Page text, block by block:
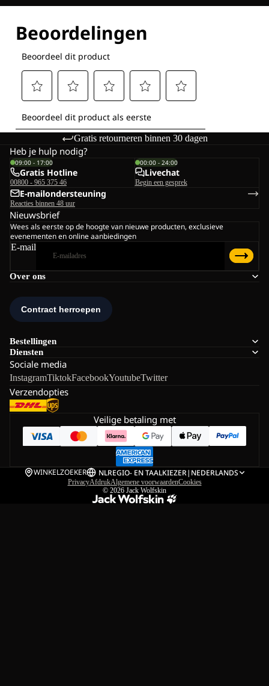
Gratis retourneren binnen 30 dagen
Over ons
Bestellingen
Diensten
Sociale media
InstagramTiktokFacebookYoutubeTwitter
Verzendopties
Heb je hulp nodig?
09:00 - 17:00
Gratis Hotline
00800 - 965 375 46
00:00 - 24:00
Livechat
Begin een gesprek
E-mailondersteuning
Reacties binnen 48 uur
Nieuwsbrief
Wees als eerste op de hoogte van nieuwe producten, exclusieve
evenementen en online aanbiedingen
E-mail
Veilige betaling met
WINKELZOEKER NLREGIO- EN TAALKIEZER| NEDERLANDS
PrivacyAfdrukAlgemene voorwaardenCookies
© 2026 Jack Wolfskin